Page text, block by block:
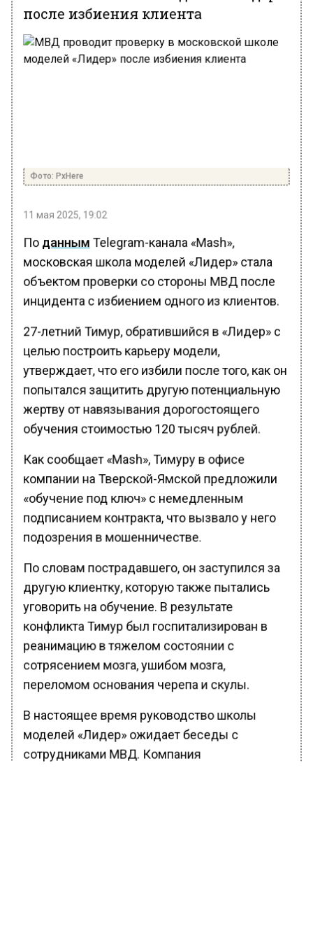
после избиения клиента
Фото: PxHere
11 мая 2025, 19:02
По данным Telegram-канала «Mash»,
московская школа моделей «Лидер» стала
объектом проверки со стороны МВД после
инцидента с избиением одного из клиентов.
27-летний Тимур, обратившийся в «Лидер» с
целью построить карьеру модели,
утверждает, что его избили после того, как он
попытался защитить другую потенциальную
жертву от навязывания дорогостоящего
обучения стоимостью 120 тысяч рублей.
Как сообщает «Mash», Тимуру в офисе
компании на Тверской-Ямской предложили
«обучение под ключ» с немедленным
подписанием контракта, что вызвало у него
подозрения в мошенничестве.
По словам пострадавшего, он заступился за
другую клиентку, которую также пытались
уговорить на обучение. В результате
конфликта Тимур был госпитализирован в
реанимацию в тяжелом состоянии с
сотрясением мозга, ушибом мозга,
переломом основания черепа и скулы.
В настоящее время руководство школы
моделей «Лидер» ожидает беседы с
сотрудниками МВД. Компания